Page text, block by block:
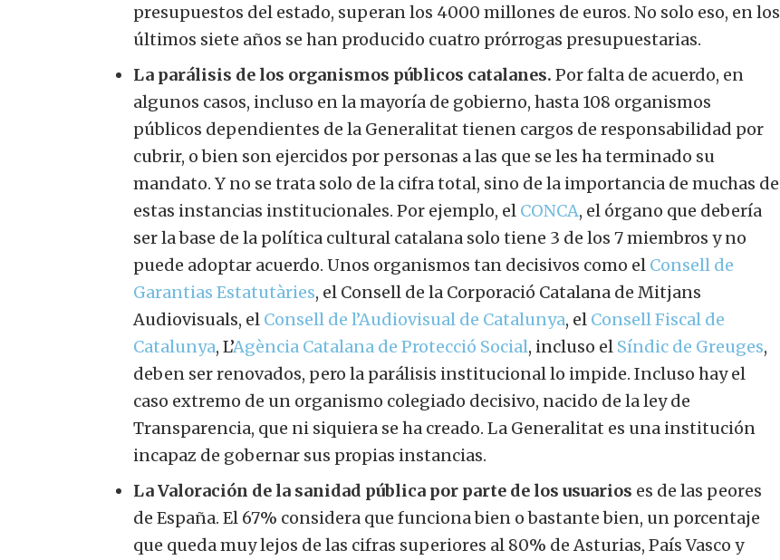
presupuestos del estado, superan los 4000 millones de euros. No solo eso, en los
últimos siete años se han producido cuatro prórrogas presupuestarias.
La parálisis de los organismos públicos catalanes. Por falta de acuerdo, en
algunos casos, incluso en la mayoría de gobierno, hasta 108 organismos
públicos dependientes de la Generalitat tienen cargos de responsabilidad por
cubrir, o bien son ejercidos por personas a las que se les ha terminado su
mandato. Y no se trata solo de la cifra total, sino de la importancia de muchas de
estas instancias institucionales. Por ejemplo, el CONCA, el órgano que debería
ser la base de la política cultural catalana solo tiene 3 de los 7 miembros y no
puede adoptar acuerdo. Unos organismos tan decisivos como el Consell de
Garantias Estatutàries, el Consell de la Corporació Catalana de Mitjans
Audiovisuals, el Consell de l’Audiovisual de Catalunya, el Consell Fiscal de
Catalunya, L’Agència Catalana de Protecció Social, incluso el Síndic de Greuges,
deben ser renovados, pero la parálisis institucional lo impide. Incluso hay el
caso extremo de un organismo colegiado decisivo, nacido de la ley de
Transparencia, que ni siquiera se ha creado. La Generalitat es una institución
incapaz de gobernar sus propias instancias.
La Valoración de la sanidad pública por parte de los usuarios es de las peores
de España. El 67% considera que funciona bien o bastante bien, un porcentaje
que queda muy lejos de las cifras superiores al 80% de Asturias, País Vasco y